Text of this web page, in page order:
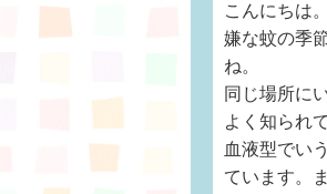
こんにちは
嫌な蚊の季
ね。
同じ場所に
よく知られ
血液型でい
ています。